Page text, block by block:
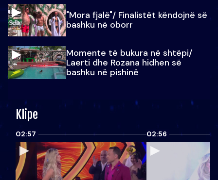
"Mora fjalë"/ Finalistët këndojnë së
bashku në oborr
Momente të bukura në shtëpi/
Laerti dhe Rozana hidhen së
bashku në pishinë
Klipe
02:57 02:56